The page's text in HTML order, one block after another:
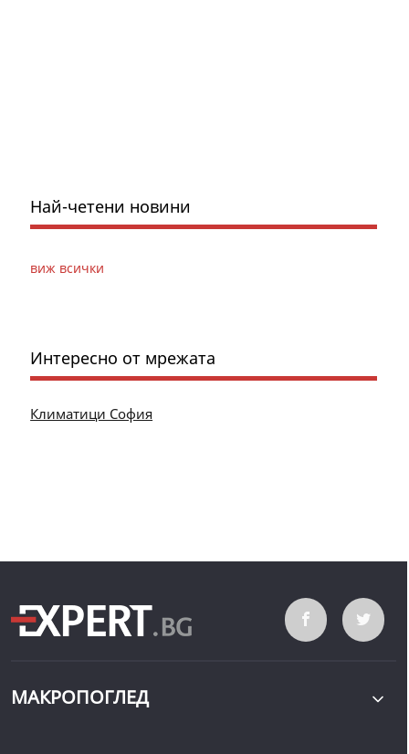
Най-четени новини
виж всички
Интересно от мрежата
Климатици София
МАКРОПОГЛЕД